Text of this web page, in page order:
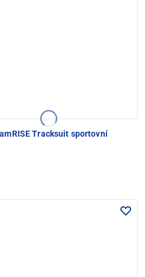
Tracksuit sportovní